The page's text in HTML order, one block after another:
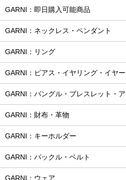
GARNI：即日購入可能商品
GARNI：ネックレス・ペンダント
GARNI：リング
GARNI：ピアス・イヤリング・イヤ
GARNI：バングル・ブレスレット・
GARNI：財布・革物
GARNI：キーホルダー
GARNI：バックル・ベルト
GARNI：ウェア